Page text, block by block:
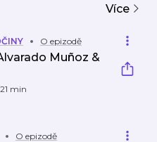
Více
O epizodě
Muñoz &
min
O epizodě